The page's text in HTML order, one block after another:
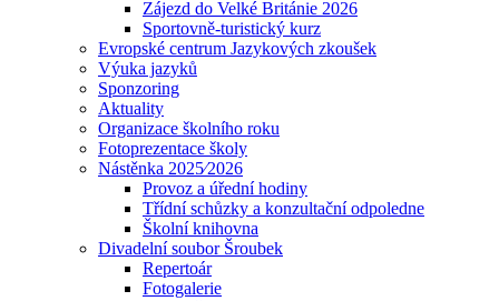
Zájezd do Velké Británie 2026
Sportovně-turistický kurz
Evropské centrum Jazykových zkoušek
Výuka jazyků
Sponzoring
Aktuality
Organizace školního roku
Fotoprezentace školy
Nástěnka 2025⁄2026
Provoz a úřední hodiny
Třídní schůzky a konzultační odpoledne
Školní knihovna
Divadelní soubor Šroubek
Repertoár
Fotogalerie